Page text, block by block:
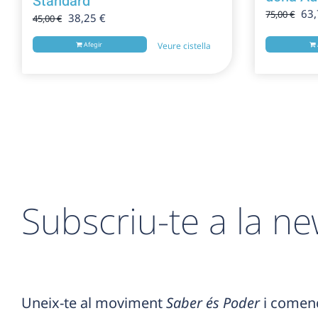
45,00€ El
original
38,25 €El
Veure cistella
Afegir
75,00€ El
Subscriu-te a la
Uneix-te al movimentSaber és Poderi